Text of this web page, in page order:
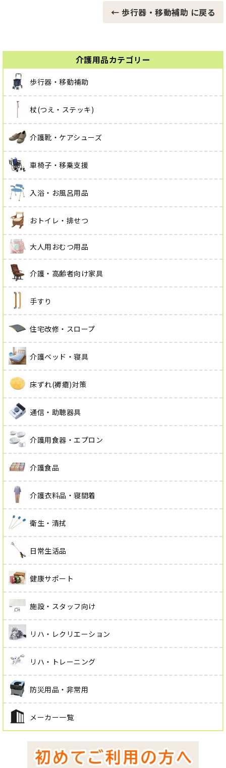
介護用品カテゴリー
歩行器・移動補助
杖(つえ・ステッキ)
介護靴・ケアシューズ
車椅子・移乗支援
入浴・お風呂用品
おトイレ・排せつ
大人用おむつ用品
介護・高齢者向け家具
手すり
住宅改修・スロープ
介護ベッド・寝具
床ずれ(褥瘡)対策
通信・助聴器具
介護用食器・エプロン
介護食品
介護衣料品・寝間着
衛生・清拭
日常生活品
健康サポート
施設・スタッフ向け
リハ・レクリエーション
リハ・トレーニング
防災用品・非常用
メーカー一覧
← 歩行器・移動補助 に戻る